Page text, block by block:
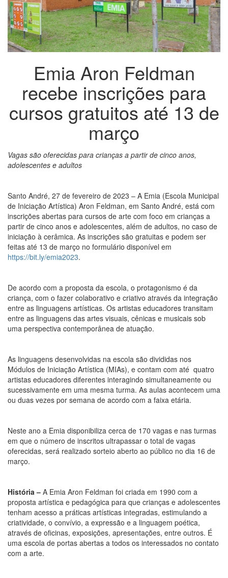
Emia Aron Feldman
recebe inscrições para
cursos gratuitos até 13 de
março
Vagas são oferecidas para crianças a partir de cinco anos,
adolescentes e adultos
Santo André, 27 de fevereiro de 2023 – A Emia (Escola Municipal
de Iniciação Artística) Aron Feldman, em Santo André, está com
inscrições abertas para cursos de arte com foco em crianças a
partir de cinco anos e adolescentes, além de adultos, no caso de
iniciação à cerâmica. As inscrições são gratuitas e podem ser
feitas até 13 de março no formulário disponível em
https://bit.ly/emia2023.
De acordo com a proposta da escola, o protagonismo é da
criança, com o fazer colaborativo e criativo através da integração
entre as linguagens artísticas. Os artistas educadores transitam
entre as linguagens das artes visuais, cênicas e musicais sob
uma perspectiva contemporânea de atuação.
As linguagens desenvolvidas na escola são divididas nos
Módulos de Iniciação Artística (MIAs), e contam com até quatro
artistas educadores diferentes interagindo simultaneamente ou
sucessivamente em uma mesma turma. As aulas acontecem uma
ou duas vezes por semana de acordo com a faixa etária.
Neste ano a Emia disponibiliza cerca de 170 vagas e nas turmas
em que o número de inscritos ultrapassar o total de vagas
oferecidas, será realizado sorteio aberto ao público no dia 16 de
março.
História – A Emia Aron Feldman foi criada em 1990 com a
proposta artística e pedagógica para que crianças e adolescentes
tenham acesso a práticas artísticas integradas, estimulando a
criatividade, o convívio, a expressão e a linguagem poética,
através de oficinas, exposições, apresentações, entre outros. É
uma escola de portas abertas a todos os interessados no contato
com a arte.